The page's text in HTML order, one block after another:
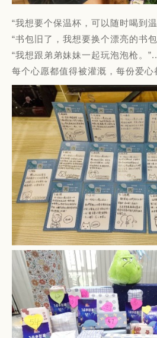
“我想要个保温杯，可以随时喝到
“书包旧了，我想要换个漂亮的书
“我想跟弟弟妹妹一起玩泡泡枪。
每个心愿都值得被灌溉，每份爱心